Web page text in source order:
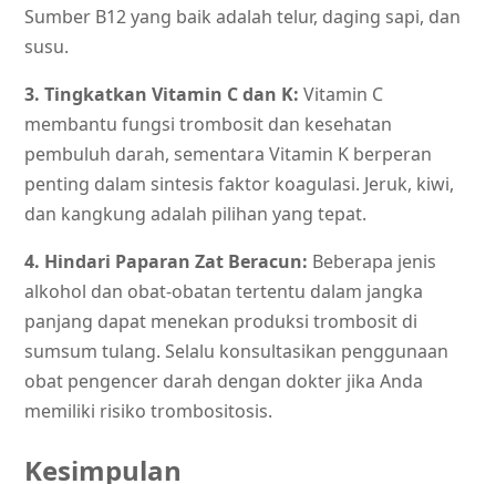
Sumber B12 yang baik adalah telur, daging sapi, dan
susu.
3. Tingkatkan Vitamin C dan K: Vitamin C
membantu fungsi trombosit dan kesehatan
pembuluh darah, sementara Vitamin K berperan
penting dalam sintesis faktor koagulasi. Jeruk, kiwi,
dan kangkung adalah pilihan yang tepat.
4. Hindari Paparan Zat Beracun: Beberapa jenis
alkohol dan obat-obatan tertentu dalam jangka
panjang dapat menekan produksi trombosit di
sumsum tulang. Selalu konsultasikan penggunaan
obat pengencer darah dengan dokter jika Anda
memiliki risiko trombositosis.
Kesimpulan